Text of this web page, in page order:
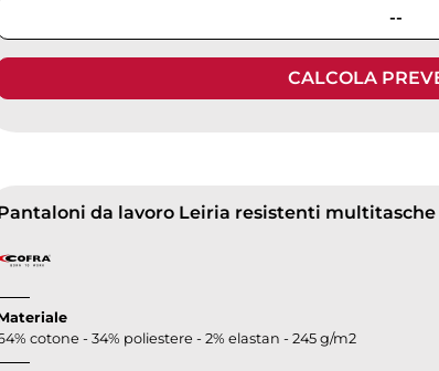
--
CALCOLA
da lavoro Leiria resistenti multitasche
cotone - 34% poliestere - 2% elastan - 245 g/m2